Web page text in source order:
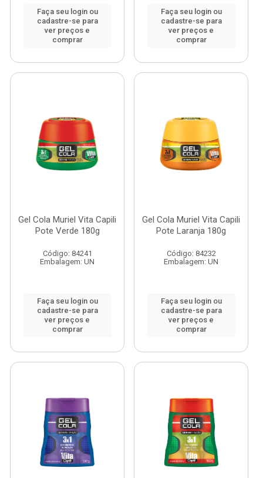
Faça seu login ou
cadastre-se para
ver preços e
comprar
Faça seu login ou
cadastre-se para
ver preços e
comprar
Gel Cola Muriel Vita Capili
Pote Verde 180g
Código: 84241
Embalagem: UN
Faça seu login ou
cadastre-se para
ver preços e
comprar
Gel Cola Muriel Vita Capili
Pote Laranja 180g
Código: 84232
Embalagem: UN
Faça seu login ou
cadastre-se para
ver preços e
comprar